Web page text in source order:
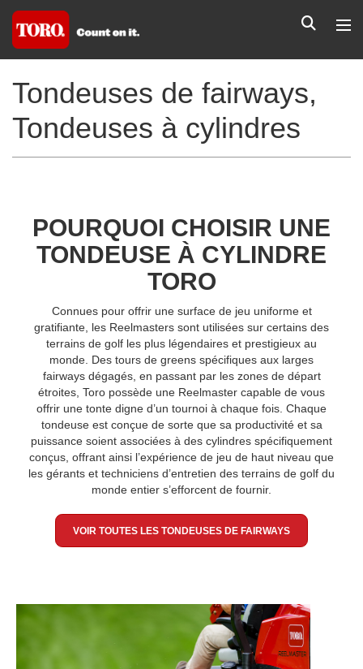
Tondeuses de fairways,
Tondeuses à cylindres
POURQUOI CHOISIR UNE
TONDEUSE À CYLINDRE
TORO
Connues pour offrir une surface de jeu uniforme et
gratifiante, les Reelmasters sont utilisées sur certains des
terrains de golf les plus légendaires et prestigieux au
monde. Des tours de greens spécifiques aux larges
fairways dégagés, en passant par les zones de départ
étroites, Toro possède une Reelmaster capable de vous
offrir une tonte digne d’un tournoi à chaque fois. Chaque
tondeuse est conçue de sorte que sa productivité et sa
puissance soient associées à des cylindres spécifiquement
conçus, offrant ainsi l’expérience de jeu de haut niveau que
les gérants et techniciens d’entretien des terrains de golf du
monde entier s’efforcent de fournir.
VOIR TOUTES LES TONDEUSES DE FAIRWAYS